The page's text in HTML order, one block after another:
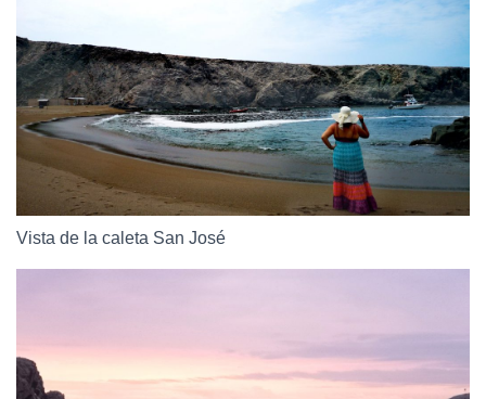
Vista de la caleta San José